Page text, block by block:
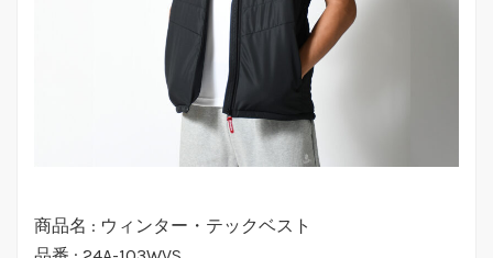
商品名 : ウィンター・テックベスト